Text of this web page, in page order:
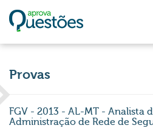
Provas
FGV - 2013 - AL-MT - Analista
Administração de Rede de